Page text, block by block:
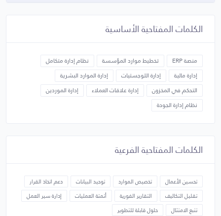
الكلمات المفتاحية الأساسية
منصة ERP تخطيط موارد المؤسسة
نظام إدارة متكامل
إدارة مالية
إدارة اللوجستيات
إدارة الموارد البشرية
التحكم في المخزون
إدارة علاقات العملاء
إدارة الموردين
نظام إدارة الجودة
الكلمات المفتاحية الفرعية
تحسين الأعمال تخصيص الموارد توحيد البيانات
دعم اتخاذ القرار
تقليل التكاليف
التقارير الفورية أتمتة العمليات
إدارة سير العمل
تتبع الامتثال
حلول قابلة للتطوير